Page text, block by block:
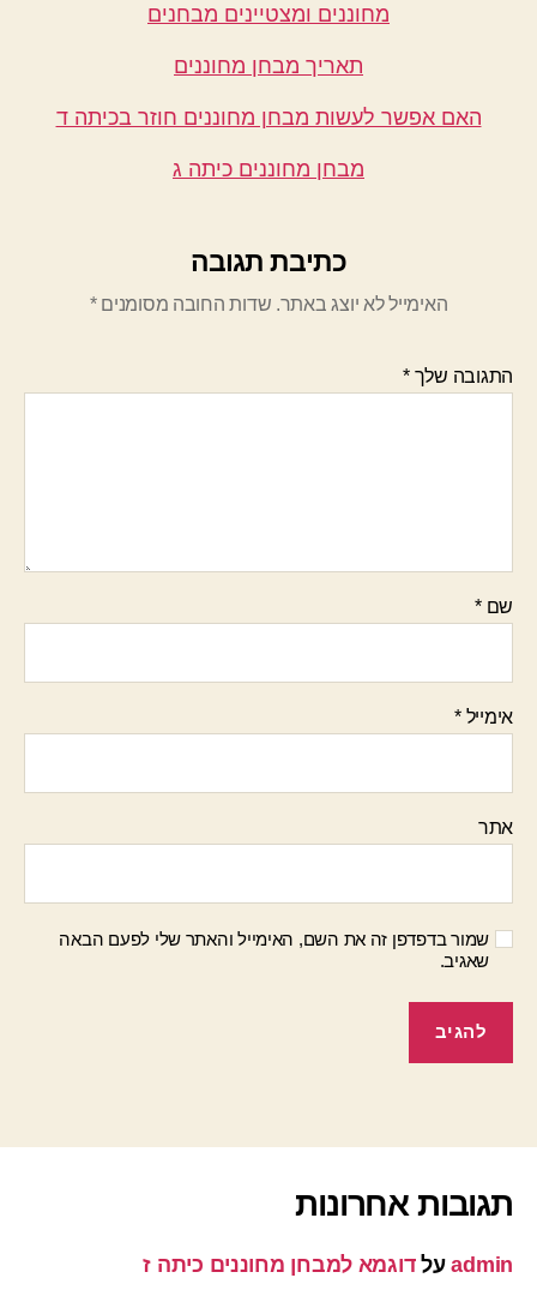
מחוננים ומצטיינים מבחנים
תאריך מבחן מחוננים
האם אפשר לעשות מבחן מחוננים חוזר בכיתה ד
מבחן מחוננים כיתה ג
כתיבת תגובה
האימייל לא יוצג באתר. שדות החובה מסומנים*
התגובה שלך*
שם*
אימייל*
אתר
שמור בדפדפן זה את השם, האימייל והאתר שלי לפעם הבאה
שאגיב.
תגובות אחרונות
adminעלדוגמא למבחן מחוננים כיתה ז